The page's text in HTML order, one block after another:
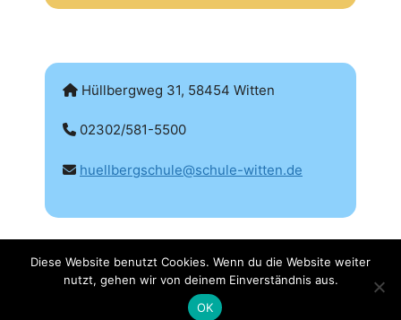
Hüllbergweg 31, 58454 Witten
02302/581-5500
huellbergschule@schule-witten.de
Diese Website benutzt Cookies. Wenn du die Website weiter
nutzt, gehen wir von deinem Einverständnis aus.
OK